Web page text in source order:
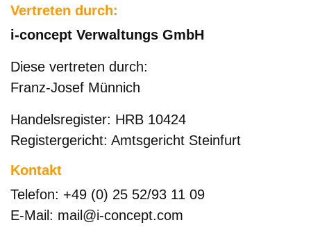
Vertreten durch:
i-concept Verwaltungs GmbH
Diese vertreten durch:
Franz-Josef Münnich
Handelsregister: HRB 10424
Registergericht: Amtsgericht Steinfurt
Kontakt
Telefon: +49 (0) 25 52/93 11 09
E-Mail: mail@i-concept.com